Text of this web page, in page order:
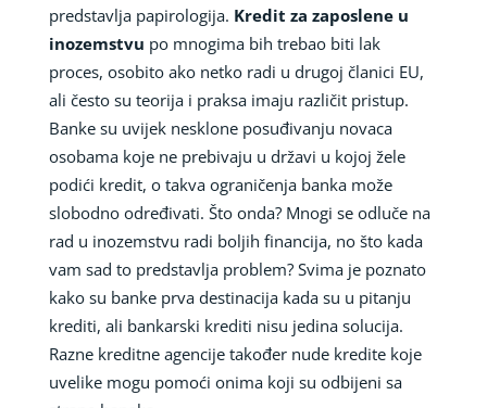
predstavlja papirologija. Kredit za zaposlene u
inozemstvu po mnogima bih trebao biti lak
proces, osobito ako netko radi u drugoj članici EU,
ali često su teorija i praksa imaju različit pristup.
Banke su uvijek nesklone posuđivanju novaca
osobama koje ne prebivaju u državi u kojoj žele
podići kredit, o takva ograničenja banka može
slobodno određivati. Što onda? Mnogi se odluče na
rad u inozemstvu radi boljih financija, no što kada
vam sad to predstavlja problem? Svima je poznato
kako su banke prva destinacija kada su u pitanju
krediti, ali bankarski krediti nisu jedina solucija.
Razne kreditne agencije također nude kredite koje
uvelike mogu pomoći onima koji su odbijeni sa